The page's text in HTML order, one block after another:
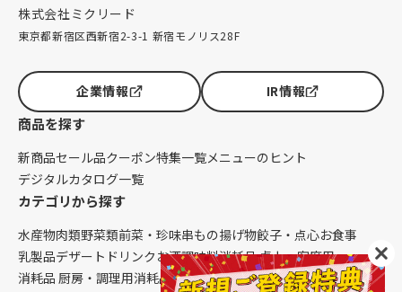
株式会社ミクリード
東京都新宿区西新宿2-3-1 新宿モノリス28F
企業情報 IR情報
商品を探す
新商品セール品クーポン特集一覧メニューのヒント
デジタルカタログ一覧
カテゴリから探す
水産物肉類野菜類前菜・珍味串もの揚げ物餃子・点心お食事
乳製品デザート ドリンク お酒調味料消耗品 卓上・客席用
消耗品 厨房・調理用消耗品 クレンリネス生鮮品（配送便限定）